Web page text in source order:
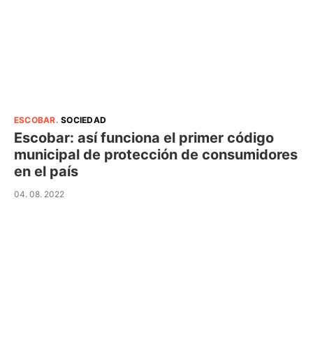
ESCOBAR.SOCIEDAD
Escobar: así funciona el primer código
municipal de protección de consumidores
en el país
04. 08. 2022